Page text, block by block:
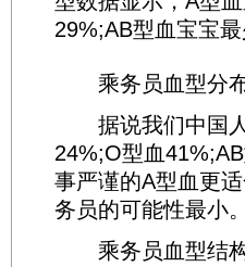
29%;AB型血宝宝最
乘务员血型分
据说我们中国人
24%;O型血
事严谨的A型血更
务员的可能性最小。
乘务员血型结构